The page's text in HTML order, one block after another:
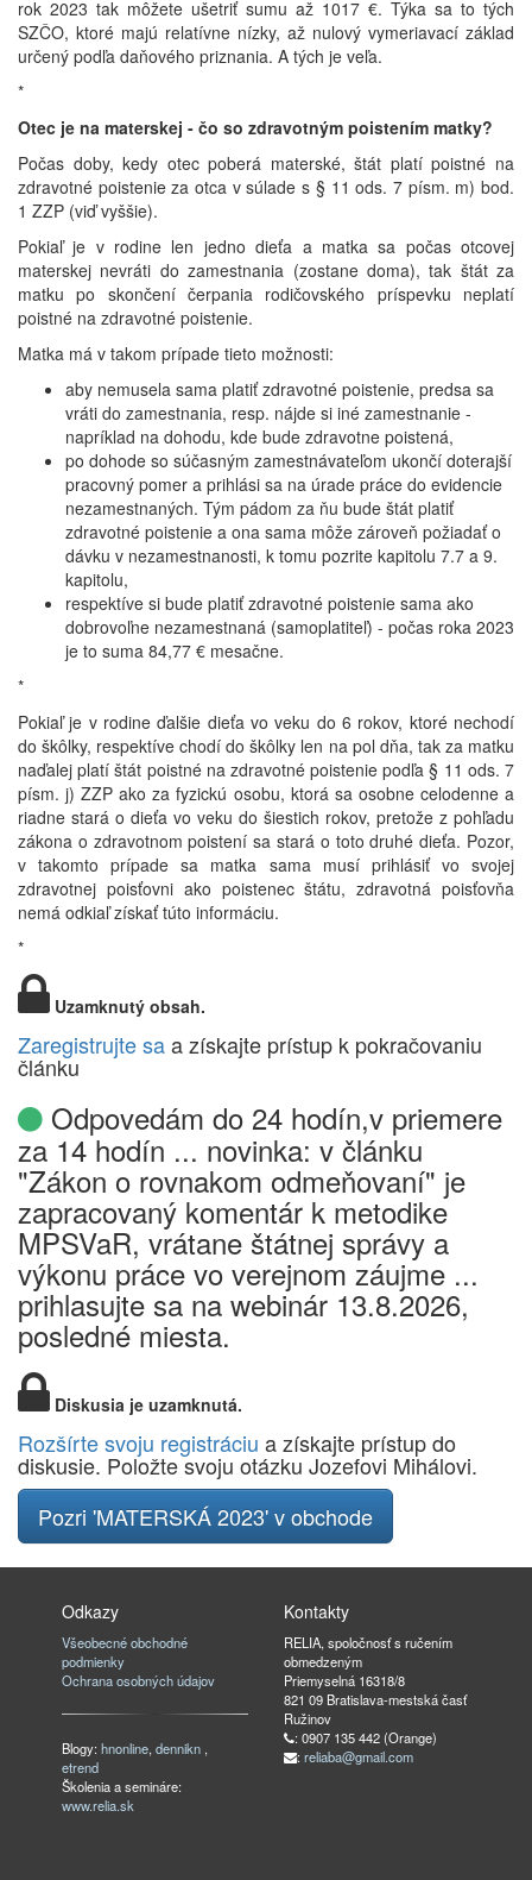
rok 2023 tak môžete ušetriť sumu až 1017 €. Týka sa to tých
SZČO, ktoré majú relatívne nízky, až nulový vymeriavací základ
určený podľa daňového priznania. A tých je veľa.
*
Otec je na materskej - čo so zdravotným poistením matky?
Počas doby, kedy otec poberá materské, štát platí poistné na
zdravotné poistenie za otca v súlade s § 11 ods. 7 písm. m) bod.
1 ZZP (viď vyššie).
Pokiaľ je v rodine len jedno dieťa a matka sa počas otcovej
materskej nevráti do zamestnania (zostane doma), tak štát za
matku po skončení čerpania rodičovského príspevku neplatí
poistné na zdravotné poistenie.
Matka má v takom prípade tieto možnosti:
aby nemusela sama platiť zdravotné poistenie, predsa sa
vráti do zamestnania, resp. nájde si iné zamestnanie -
napríklad na dohodu, kde bude zdravotne poistená,
po dohode so súčasným zamestnávateľom ukončí doterajší
pracovný pomer a prihlási sa na úrade práce do evidencie
nezamestnaných. Tým pádom za ňu bude štát platiť
zdravotné poistenie a ona sama môže zároveň požiadať o
dávku v nezamestnanosti, k tomu pozrite kapitolu 7.7 a 9.
kapitolu,
respektíve si bude platiť zdravotné poistenie sama ako
dobrovoľne nezamestnaná (samoplatiteľ) - počas roka 2023
je to suma 84,77 € mesačne.
*
Pokiaľ je v rodine ďalšie dieťa vo veku do 6 rokov, ktoré nechodí
do škôlky, respektíve chodí do škôlky len na pol dňa, tak za matku
naďalej platí štát poistné na zdravotné poistenie podľa § 11 ods. 7
písm. j) ZZP ako za fyzickú osobu, ktorá sa osobne celodenne a
riadne stará o dieťa vo veku do šiestich rokov, pretože z pohľadu
zákona o zdravotnom poistení sa stará o toto druhé dieťa. Pozor,
v takomto prípade sa matka sama musí prihlásiť vo svojej
zdravotnej poisťovni ako poistenec štátu, zdravotná poisťovňa
nemá odkiaľ získať túto informáciu.
*
Uzamknutý obsah.
Zaregistrujte saa získajte prístup k pokračovaniu
článku
Odpovedám do 24 hodín,v priemere
za 14 hodín ... novinka: v článku
"Zákon o rovnakom odmeňovaní" je
zapracovaný komentár k metodike
MPSVaR, vrátane štátnej správy a
výkonu práce vo verejnom záujme ...
prihlasujte sa na webinár 13.8.2026,
posledné miesta.
Diskusia je uzamknutá.
Rozšírte svoju registráciu a získajte prístup do
diskusie. Položte svoju otázku Jozefovi Mihálovi.
Pozri 'MATERSKÁ 2023' v obchode
Odkazy
Všeobecné obchodné
podmienky
Ochrana osobných údajov
Blogy:hnonline,dennikn ,
etrend
Školenia a semináre:
www.relia.sk
Kontakty
RELIA, spoločnosť s ručením
obmedzeným
Priemyselná 16318/8
821 09 Bratislava-mestská časť
Ružinov
: 0907 135 442 (Orange)
: reliaba@gmail.com